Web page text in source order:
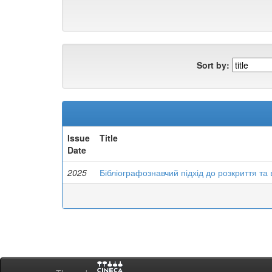
Sort by:
Issue
Date
Title
2025 Бібліографознавчий підхід до розкриття